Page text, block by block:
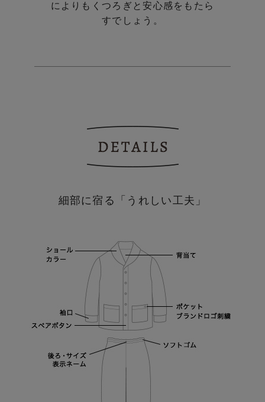
によりも くつろぎと安心感をもたら
すでしょう。
細部に宿る「うれしい工夫」